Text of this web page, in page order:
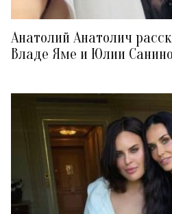
Анатолий Анатолич
Владе Яме и Юлии